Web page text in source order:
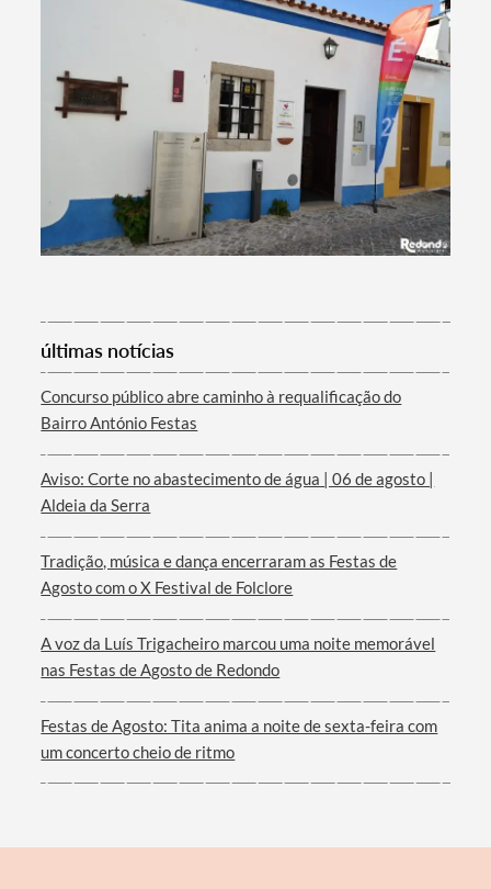
últimas notícias
Concurso público abre caminho à requalificação do
Bairro António Festas
Aviso: Corte no abastecimento de água | 06 de agosto |
Aldeia da Serra
Tradição, música e dança encerraram as Festas de
Agosto com o X Festival de Folclore
A voz da Luís Trigacheiro marcou uma noite memorável
nas Festas de Agosto de Redondo
Festas de Agosto: Tita anima a noite de sexta-feira com
um concerto cheio de ritmo